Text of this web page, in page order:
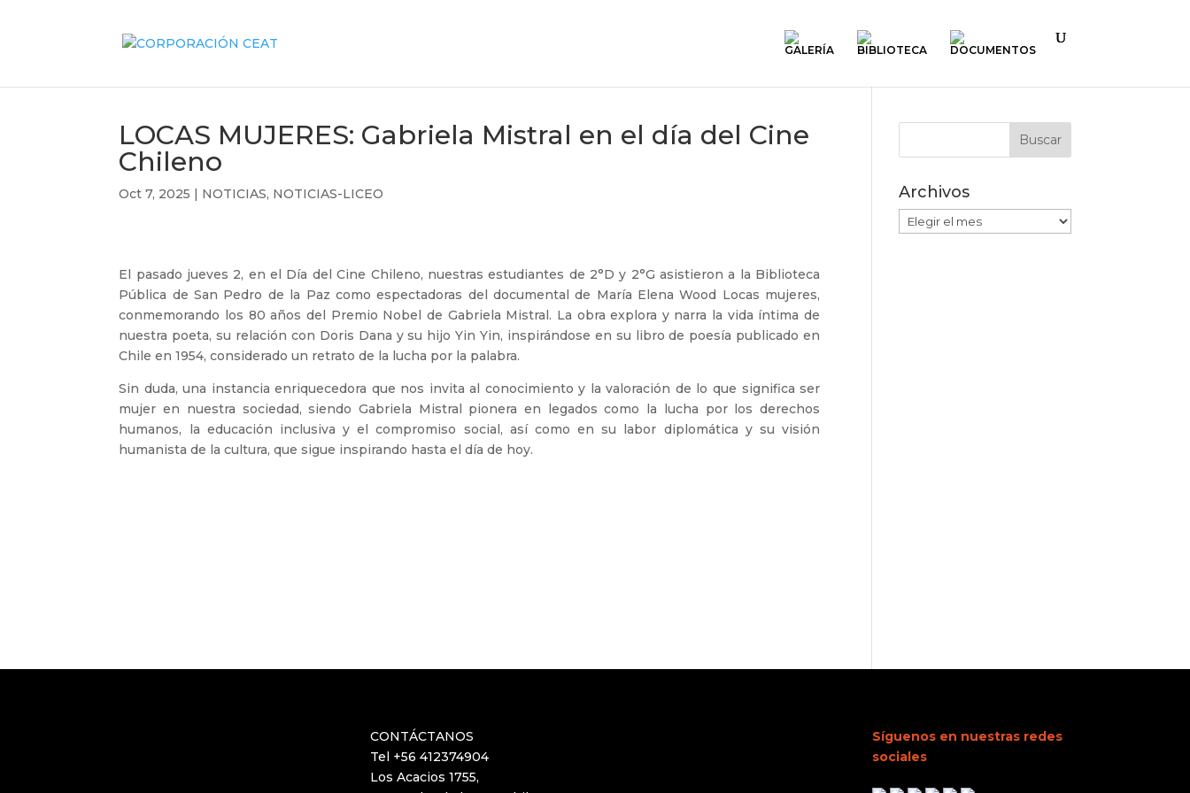
GALERÍA BIBLIOTECA DOCUMENTOS
LOCAS MUJERES: Gabriela Mistral en el día del Cine
Chileno
Oct 7, 2025 | NOTICIAS, NOTICIAS-LICEO
El pasado jueves 2, en el Día del Cine Chileno, nuestras estudiantes de 2°D y 2°G asistieron a la Biblioteca
Pública de San Pedro de la Paz como espectadoras del documental de María Elena Wood Locas mujeres,
conmemorando los 80 años del Premio Nobel de Gabriela Mistral. La obra explora y narra la vida íntima de
nuestra poeta, su relación con Doris Dana y su hijo Yin Yin, inspirándose en su libro de poesía publicado en
Chile en 1954, considerado un retrato de la lucha por la palabra.
Sin duda, una instancia enriquecedora que nos invita al conocimiento y la valoración de lo que significa ser
mujer en nuestra sociedad, siendo Gabriela Mistral pionera en legados como la lucha por los derechos
humanos, la educación inclusiva y el compromiso social, así como en su labor diplomática y su visión
humanista de la cultura, que sigue inspirando hasta el día de hoy.
Archivos
Archivos
CONTÁCTANOS
Tel +56 412374904
Los Acacios 1755,
Síguenos en nuestras redes
sociales